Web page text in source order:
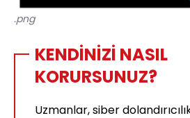
.png
KENDİNİZİ NASIL
KORURSUNUZ?
Uzmanlar, siber